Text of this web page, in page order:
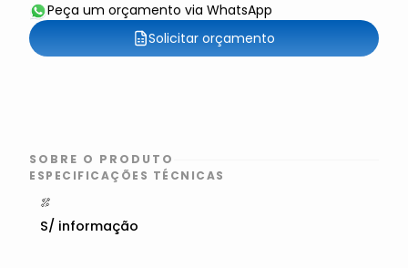
Peça um orçamento via WhatsApp
Solicitar orçamento
SOBRE O PRODUTO
ESPECIFICAÇÕES TÉCNICAS
S/ informação